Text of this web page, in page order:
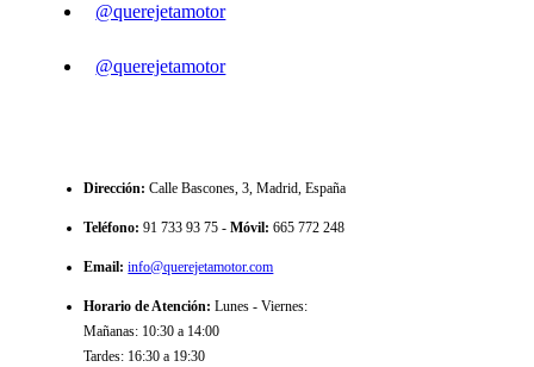
@querejetamotor
@querejetamotor
Dirección: Calle Bascones, 3, Madrid, España
Teléfono: 91 733 93 75 -Móvil: 665 772 248
Email: info@querejetamotor.com
Horario de Atención: Lunes - Viernes:
Mañanas: 10:30 a 14:00
Tardes: 16:30 a 19:30